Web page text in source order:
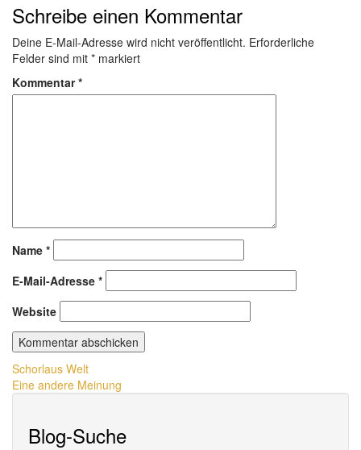
Schreibe einen Kommentar
Deine E-Mail-Adresse wird nicht veröffentlicht. Erforderliche
Felder sind mit * markiert
Kommentar*
Name *
E-Mail-Adresse *
Website
Beitragsnavigation
Schorlaus Welt
Eine andere Meinung
Blog-Suche